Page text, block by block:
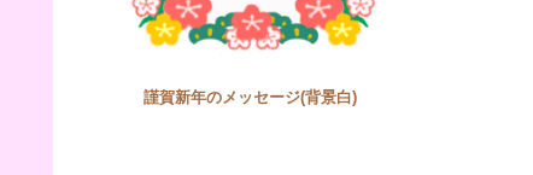
謹賀新年のメッセージ(背景白)